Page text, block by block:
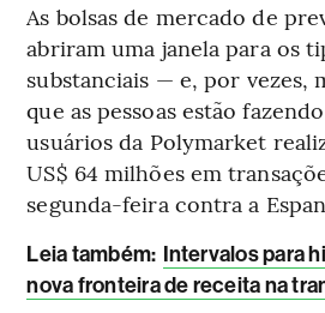
As bolsas de mercado de
abriram uma janela para os
substanciais — e, por vezes,
que as pessoas estão
usuários da Polymarket
US$ 64 milhões em
segunda-feira contra a
Leia também: Intervalos para
nova fronteira de receita na